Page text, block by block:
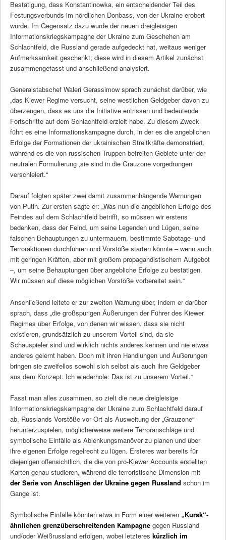
Bestätigung, dass Konstantinowka, ein entscheidender Teil des
Festungsverbunds im nördlichen Donbass, von der Ukraine erobert
wurde. Im Gegensatz dazu wurde der neuen dreigleisigen
Informationskriegskampagne der Ukraine zum Geschehen am
Schlachtfeld, die Russland gerade aufgedeckt hat, weitaus weniger
Aufmerksamkeit geschenkt; diese wird in diesem Artikel zunächst
zusammengefasst und anschließend analysiert.
Generalstabschef Waleri Gerassimow sprach zunächst darüber, wie
„das Kiewer Regime versucht, seine westlichen Geldgeber davon zu
überzeugen, dass es uns die Initiative entrissen und bedeutende
Fortschritte auf dem Schlachtfeld erzielt habe. Zu diesem Zweck
führt es eine Informationskampagne durch, in der es die angeblichen
Erfolge der Formationen der ukrainischen Streitkräfte demonstriert,
während es die von russischen Truppen befreiten Gebiete unter der
neutralen Formulierung ‚sie sind in die Grauzone vorgedrungen‘
verschleiert.“
Darauf folgten später zwei damit zusammenhängende Warnungen
von Putin. Zur ersten sagte er: „Was nun die angeblichen Erfolge des
Feindes auf dem Schlachtfeld betrifft, so müssen wir erstens
bedenken, dass der Feind, um seine Legenden und Lügen, seine
falschen Behauptungen zu untermauern, bestimmte Sabotage- und
Terroraktionen durchführen und Vorstöße starten könnte – wenn auch
mit geringen Kräften, aber mit großem propagandistischem Aufgebot
–, um seine Behauptungen über angebliche Erfolge zu bestätigen.
Wir müssen auf diese möglichen Vorstöße vorbereitet sein.“
Anschließend leitete er zur zweiten Warnung über, indem er darüber
sprach, dass „die großspurigen Äußerungen der Führer des Kiewer
Regimes über Erfolge, von denen wir wissen, dass sie nicht
existieren, grundsätzlich zu unserem Vorteil sind, da sie
Schauspieler sind und wirklich nichts anderes kennen und nie etwas
anderes gelernt haben. Doch mit ihren Handlungen und Äußerungen
bringen sie zweifellos sowohl sich selbst als auch ihre Geldgeber
aus dem Konzept. Ich wiederhole: Das ist zu unserem Vorteil.“
Fasst man alles zusammen, so zielt die neue dreigleisige
Informationskriegskampagne der Ukraine zum Schlachtfeld darauf
ab, Russlands Vorstöße vor Ort als Ausweitung der „Grauzone“
herunterzuspielen, möglicherweise weitere Terroranschläge und
symbolische Einfälle als Ablenkungsmanöver zu planen und über
ihre eigenen Erfolge regelrecht zu lügen. Ersteres war bereits für
diejenigen offensichtlich, die die von pro-Kiewer Accounts erstellten
Karten genau studieren, während die terroristische Dimension mit
der Serie von Anschlägen der Ukraine gegen Russland schon im
Gange ist.
Symbolische Einfälle könnten etwa in Form einer weiteren „Kursk“-
ähnlichen grenzüberschreitenden Kampagnegegen Russland
und/oder Weißrussland erfolgen, wobei letzteres kürzlich im